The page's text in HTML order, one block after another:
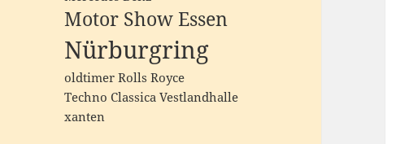
Motor Show Essen
Nürburgring
oldtimerRolls Royce
Techno ClassicaVestlandhalle
xanten